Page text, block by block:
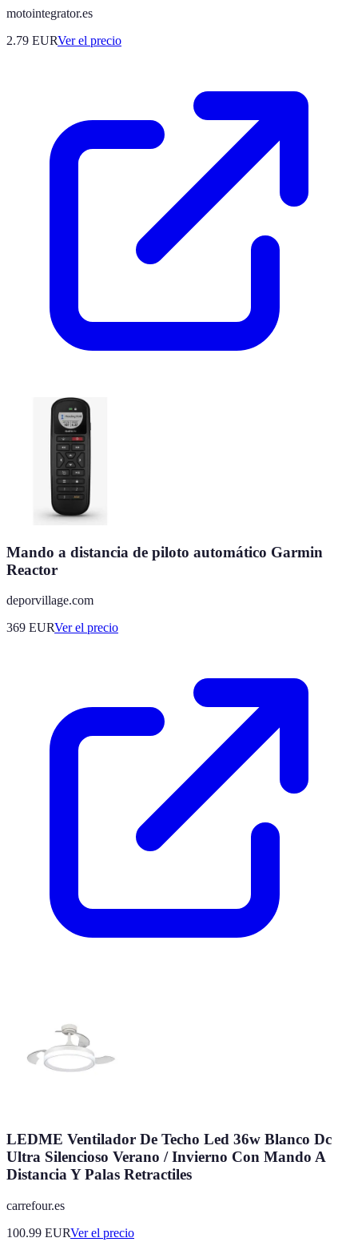
motointegrator.es
2.79 EURVer el precio
Mando a distancia de piloto automático Garmin
Reactor
deporvillage.com
369 EURVer el precio
LEDME Ventilador De Techo Led 36w Blanco Dc
Ultra Silencioso Verano / Invierno Con Mando A
Distancia Y Palas Retractiles
carrefour.es
100.99 EURVer el precio